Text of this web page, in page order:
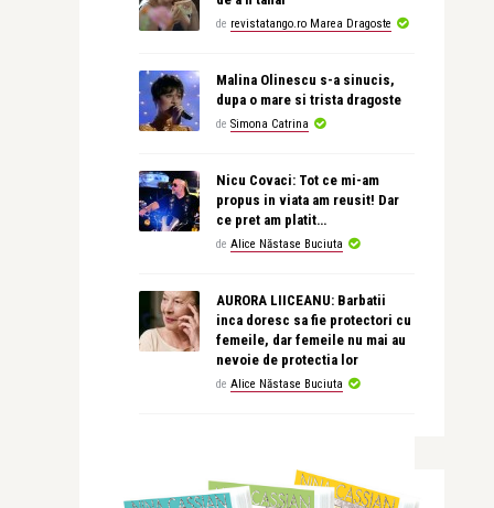
de revistatango.ro Marea Dragoste
Malina Olinescu s-a sinucis,
dupa o mare si trista dragoste
de Simona Catrina
Nicu Covaci: Tot ce mi-am
propus in viata am reusit! Dar
ce pret am platit…
de Alice Năstase Buciuta
AURORA LIICEANU: Barbatii
inca doresc sa fie protectori cu
femeile, dar femeile nu mai au
nevoie de protectia lor
de Alice Năstase Buciuta